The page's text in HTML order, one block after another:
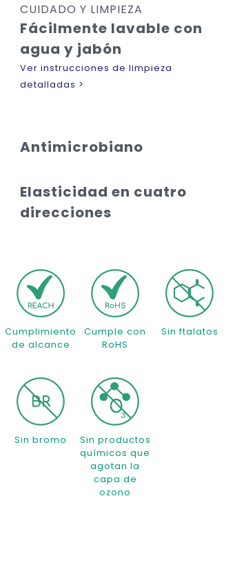
CUIDADO Y LIMPIEZA
Fácilmente lavable con
agua y jabón
Ver instrucciones de limpieza
detalladas >
Antimicrobiano
Elasticidad en cuatro
direcciones
Cumplimiento
de alcance
Cumple con
RoHS
Sin ftalatos
Sin bromo
Sin productos
químicos que
agotan la
capa de
ozono